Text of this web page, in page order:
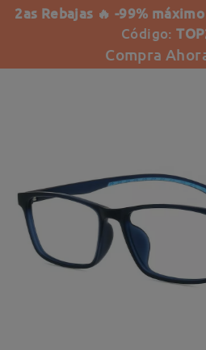
2as Rebajas 🔥 -99%
Código:
Compra